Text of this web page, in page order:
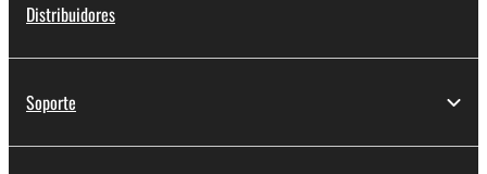
Distribuidores
Soporte